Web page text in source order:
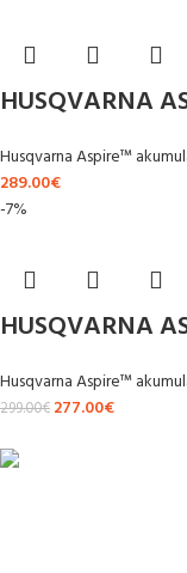
HUSQVARNA
Husqvarna Aspire™
289.00€
-7%
HUSQVARNA
Husqvarna Aspire™
299.00€ 277.00€